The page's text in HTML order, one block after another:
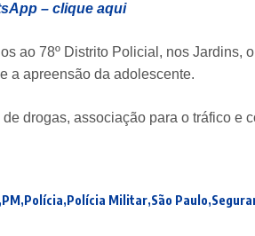
– clique aqui
ao 78º Distrito Policial, nos Jardins,
a apreensão da adolescente.
drogas, associação para o tráfico e
PM Polícia Polícia Militar São Paulo